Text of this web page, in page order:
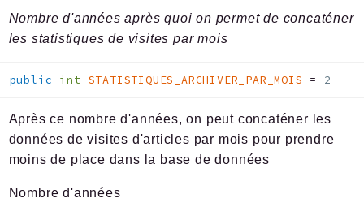
Nombre d'années après quoi on permet de concaténer
les statistiques de visites par mois
public int STATISTIQUES_ARCHIVER_PAR_MOIS = 2
Après ce nombre d'années, on peut concaténer les
données de visites d'articles par mois pour prendre
moins de place dans la base de données
Nombre d'années